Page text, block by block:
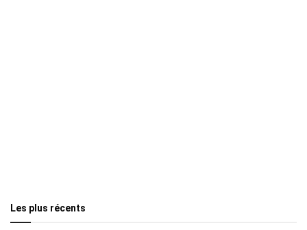
Les plus récents